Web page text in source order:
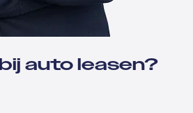
auto leasen?